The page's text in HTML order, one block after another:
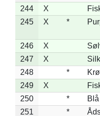
244
X
245
X *
246 X
247
X
248
*
249
X
250
*
251
*